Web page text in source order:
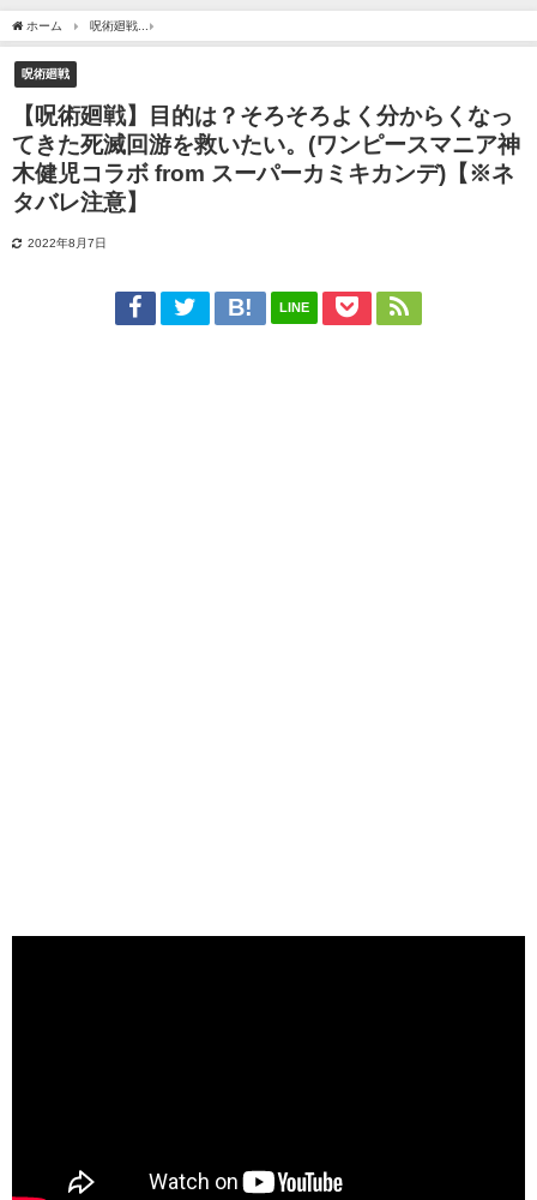
ホーム 呪術廻戦
呪術廻戦
【呪術廻戦】目的は？そろそろよく分からくなっ
てきた死滅回游を救いたい。(ワンピースマニア神
木健児コラボ from スーパーカミキカンデ)【※ネ
タバレ注意】
2022年8月7日
LINE